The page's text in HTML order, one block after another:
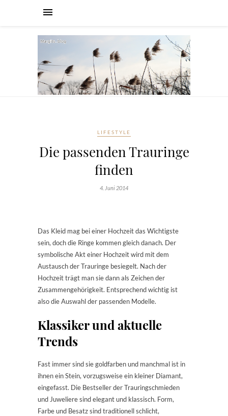
LIFESTYLE
Die passenden Trauringe
finden
4. Juni 2014
Das Kleid mag bei einer Hochzeit das Wichtigste
sein, doch die Ringe kommen gleich danach. Der
symbolische Akt einer Hochzeit wird mit dem
Austausch der Trauringe besiegelt. Nach der
Hochzeit trägt man sie dann als Zeichen der
Zusammengehörigkeit. Entsprechend wichtig ist
also die Auswahl der passenden Modelle.
Klassiker und aktuelle
Trends
Fast immer sind sie goldfarben und manchmal ist in
ihnen ein Stein, vorzugsweise ein kleiner Diamant,
eingefasst. Die Bestseller der Trauringschmieden
und Juweliere sind elegant und klassisch. Form,
Farbe und Besatz sind traditionell schlicht,